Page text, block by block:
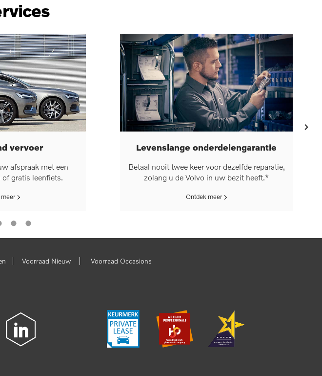
vervoer
afspraak met een
of gratis leenfiets.
Levenslange onderdelengarantie
Betaal nooit twee keer voor dezelfde reparatie,
zolang u de Volvo in uw bezit heeft.*
Ontdek meer
| Voorraad Nieuw | Voorraad Occasions